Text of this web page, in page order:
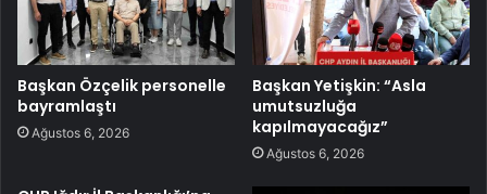
Başkan Özçelik personelle
bayramlaştı
Ağustos 6, 2026
Başkan Yetişkin: “Asla
umutsuzluğa
kapılmayacağız”
Ağustos 6, 2026